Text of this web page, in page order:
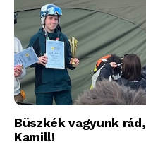
Büszkék vagyunk rád,
Kamill!